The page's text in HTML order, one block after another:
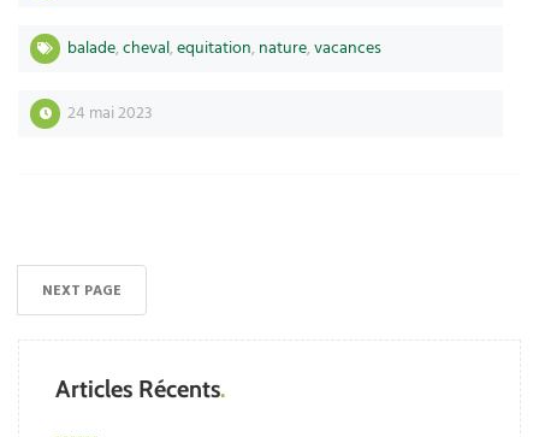
balade,cheval,equitation,nature,vacances
24 mai 2023
NEXT PAGE
Articles Récents